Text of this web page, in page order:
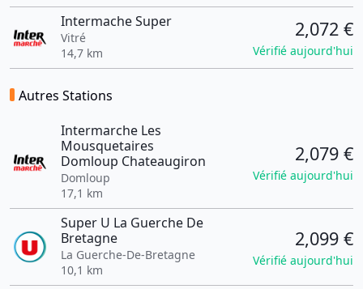
Intermache Super
Vitré
14,7 km
2,072 €
Vérifié aujourd'hui
Autres Stations
Intermarche Les
Mousquetaires
Domloup Chateaugiron
Domloup
17,1 km
2,079 €
Vérifié aujourd'hui
Super U La Guerche De
Bretagne
La Guerche-De-Bretagne
10,1 km
2,099 €
Vérifié aujourd'hui